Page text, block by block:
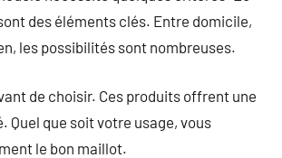
des éléments clés. Entre domicile,
les possibilités sont nombreuses.
de choisir. Ces produits offrent une
Quel que soit votre usage, vous
le bon maillot.